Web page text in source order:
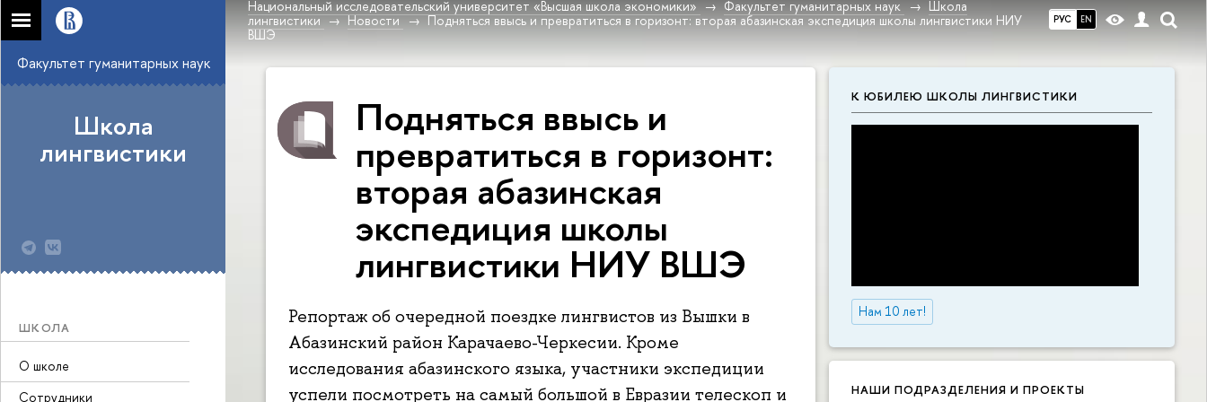
РУС EN
Национальный исследовательский университет «Высшая школа экономики» Факультет гуманитарных наук
Школа
лингвистики
Новости
Подняться ввысь и превратиться в горизонт: вторая абазинская экспедиция школы лингвистики НИУ
ВШЭ
Факультет гуманитарных наук
Школа
лингвистики
ШКОЛА
О школе
Сотрудники
К ЮБИЛЕЮ ШКОЛЫ ЛИНГВИСТИКИ
Нам 10 лет!
НАШИ ПОДРАЗДЕЛЕНИЯ И ПРОЕКТЫ
Подняться ввысь и
превратиться в горизонт:
вторая абазинская
экспедиция школы
лингвистики НИУ ВШЭ
Репортаж об очередной поездке лингвистов из Вышки в
Абазинский район Карачаево-Черкесии. Кроме
исследования абазинского языка, участники экспедиции
успели посмотреть на самый большой в Евразии телескоп и